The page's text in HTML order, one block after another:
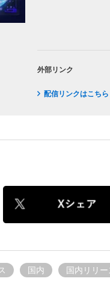
外部リンク
配信リンクはこちら
国内 国内リリー